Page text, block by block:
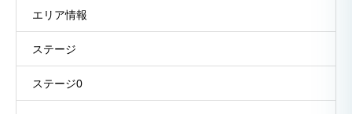
エリア情報
ステージ
ステージ0